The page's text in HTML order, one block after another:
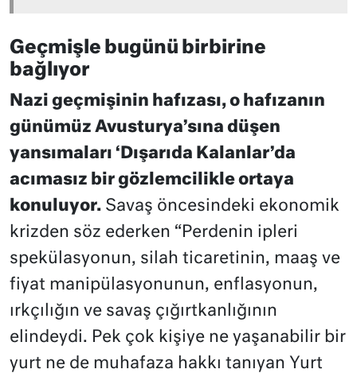
Geçmişle bugünü birbirine
bağlıyor
Nazi geçmişinin hafızası, o hafızanın
günümüz Avusturya’sına düşen
yansımaları ‘Dışarıda Kalanlar’da
acımasız bir gözlemcilikle ortaya
konuluyor. Savaş öncesindeki ekonomik
krizden söz ederken “Perdenin ipleri
spekülasyonun, silah ticaretinin, maaş ve
fiyat manipülasyonunun, enflasyonun,
ırkçılığın ve savaş çığırtkanlığının
elindeydi. Pek çok kişiye ne yaşanabilir bir
yurt ne de muhafaza hakkı tanıyan Yurt